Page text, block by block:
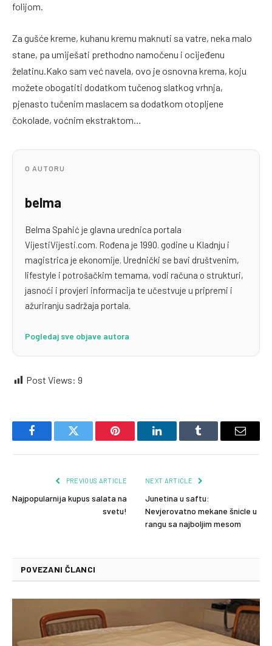
folijom.
Za gušće kreme, kuhanu kremu maknuti sa vatre, neka malo
stane, pa umiješati prethodno namočenu i ocijeđenu
želatinu.Kako sam već navela, ovo je osnovna krema, koju
možete obogatiti dodatkom tučenog slatkog vrhnja,
pjenasto tučenim maslacem sa dodatkom otopljene
čokolade, voćnim ekstraktom…
O AUTORU
belma
Belma Spahić je glavna urednica portala
VijestiVijesti.com. Rođena je 1990. godine u Kladnju i
magistrica je ekonomije. Urednički se bavi društvenim,
lifestyle i potrošačkim temama, vodi računa o strukturi,
jasnoći i provjeri informacija te učestvuje u pripremi i
ažuriranju sadržaja portala.
Pogledaj sve objave autora
Post Views: 9
FacebookTwitter Pinterest LinkedInTumblr Email
PREVIOUS ARTICLE
Najpopularnija kupus salata na
svetu!
NEXT ARTICLE
Junetina u saftu:
Nevjerovatno mekane šnicle u
rangu sa najboljim mesom
POVEZANI ČLANCI